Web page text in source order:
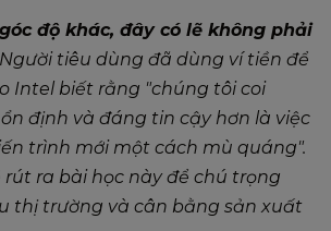
độ khác, đây có lẽ không phải
Người tiêu dùng đã dùng ví tiền để
Intel biết rằng "chúng tôi coi
định và đáng tin cậy hơn là việc
trình mới một cách mù quáng".
rút ra bài học này để chú trọng
thị trường và cân bằng sản xuất